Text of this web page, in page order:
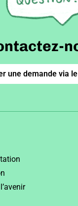
une demande via